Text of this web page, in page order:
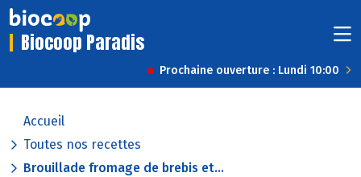
Biocoop Paradis
Prochaine ouverture : Lundi 10:00
Accueil
Toutes nos recettes
Brouillade fromage de brebis et...